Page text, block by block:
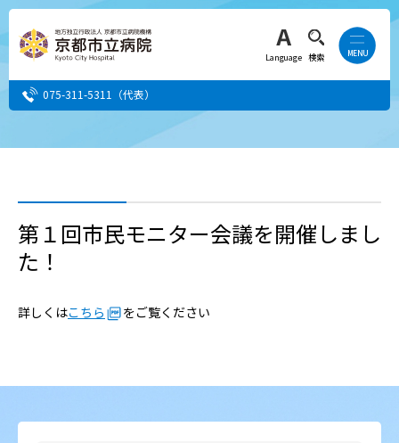
Language 検索
075-311-5311 （代表）
人間ドック希望の方
当院へ就職希望の方
第１回市民モニター会議を開催しまし
た！
詳しくはこちら をご覧ください